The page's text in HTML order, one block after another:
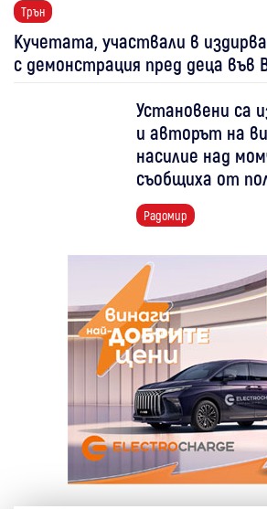
Трън
Кучетата, участвали в
с демонстрация пред деца във
Установени са
и авторът на
насилие над
съобщиха от
Радомир